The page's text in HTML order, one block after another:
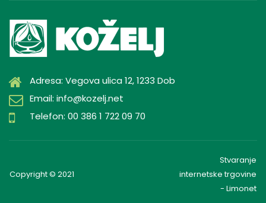
Adresa: Vegova ulica 12, 1233 Dob
Email: info@kozelj.net
Telefon: 00 386 1 722 09 70
Copyright © 2021
Stvaranje
internetske trgovine
- Limonet